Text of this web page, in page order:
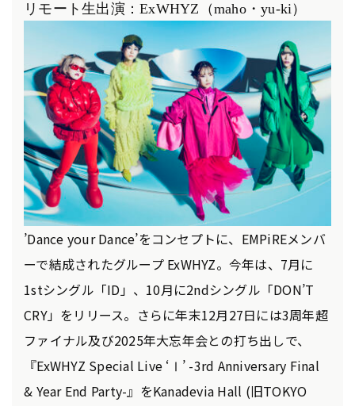
リモート生出演：ExWHYZ（maho・yu-ki）
’Dance your Dance’をコンセプトに、EMPiREメンバ
ーで結成されたグループ ExWHYZ。今年は、7月に
1stシングル「ID」、10月に2ndシングル「DON’T
CRY」をリリース。さらに年末12月27日には3周年超
ファイナル及び2025年大忘年会との打ち出しで、
『ExWHYZ Special Live ‘Ⅰ’ -3rd Anniversary Final
& Year End Party-』をKanadevia Hall (旧TOKYO